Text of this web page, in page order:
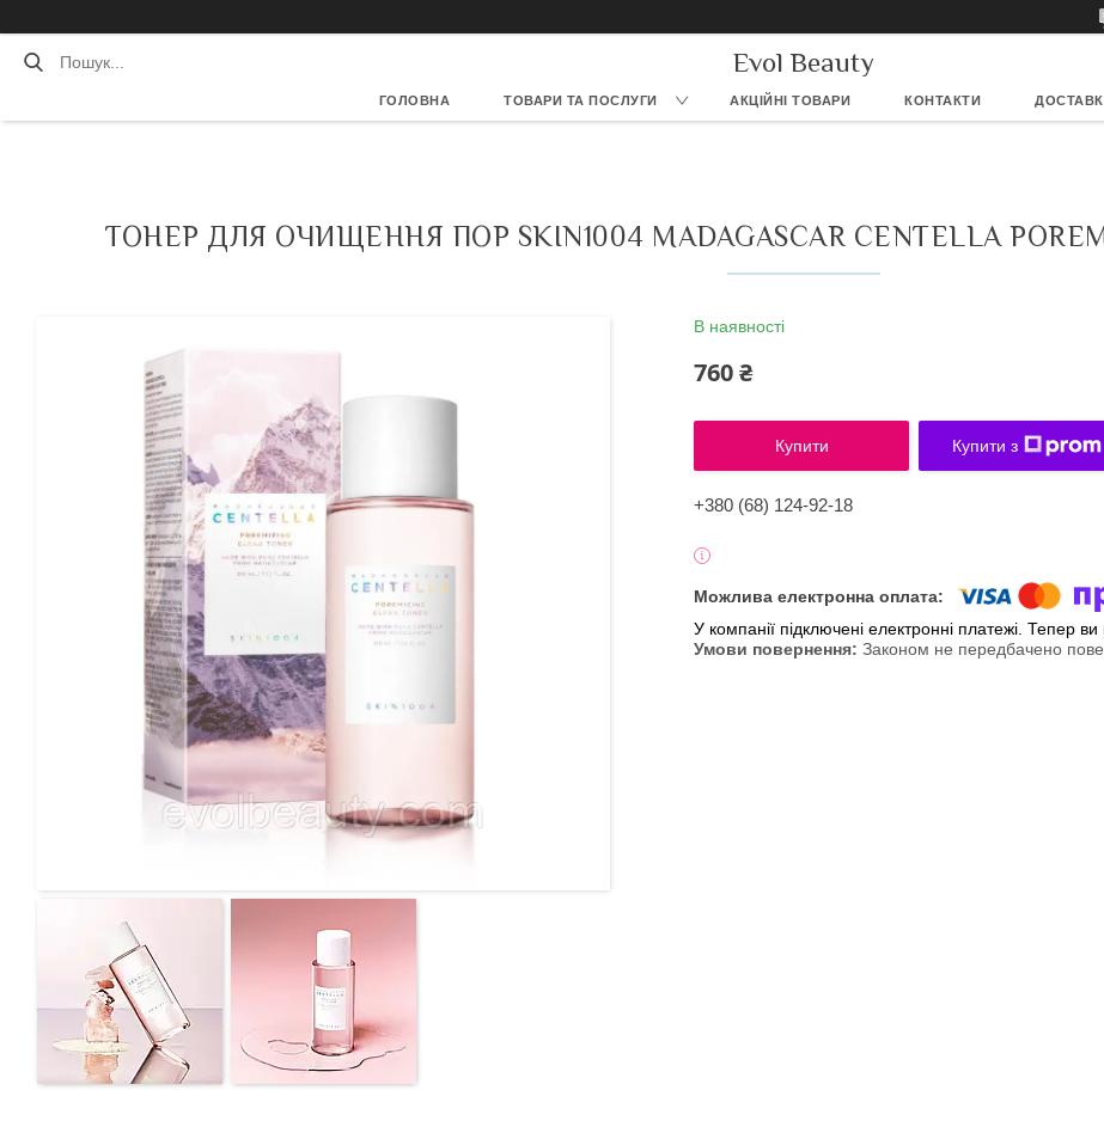
Evol Beauty
ГОЛОВНА ТОВАРИ ТА ПОСЛУГИ АКЦІЙНІ ТОВАРИ КОНТАКТИ
ТОНЕР ДЛЯ ОЧИЩЕННЯ ПОР SKIN1004 MADAGASCAR CENTELLA
В наявності
760 ₴
Купити Купити з
+380 (68) 124-92-18
У компанії підключені електронні платежі. Тепер
Законом не передбачено